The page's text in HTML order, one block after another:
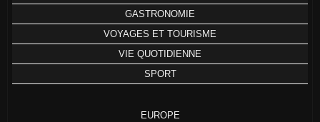
GASTRONOMIE
VOYAGES ET TOURISME
VIE QUOTIDIENNE
SPORT
EUROPE